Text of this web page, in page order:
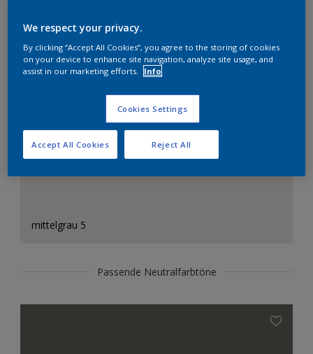
FARBAUSWAHL
Das perfekte Weiß
mittelgrau 5
Passende Neutralfarbtöne
We respect your privacy.
By clicking “Accept All Cookies”, you agree to the storing of cookies
on your device to enhance site navigation, analyze site usage, and
assist in our marketing efforts.
Info
Cookies Settings
Reject All
Accept All Cookies